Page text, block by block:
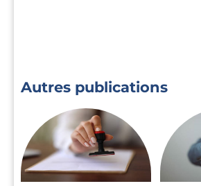
Autres publications